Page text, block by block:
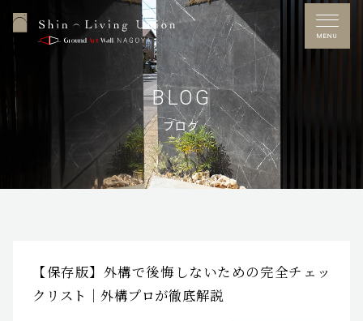
MENU
施工事例
Free Dial0120-53-7272
BLOG
ブログ
【保存版】外構で後悔しないための完全チェッ
クリスト｜外構プロが徹底解説
CATEGORY
NEW POST
ARCHIVE